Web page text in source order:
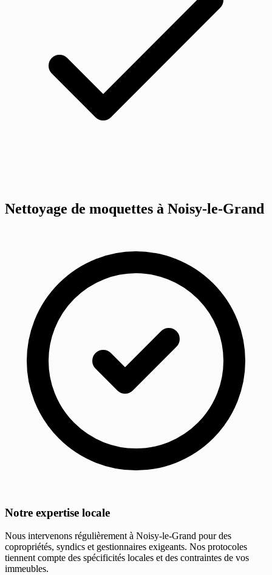
Nettoyage de moquettes à Noisy-le-Grand
Notre expertise locale
Nous intervenons régulièrement à Noisy-le-Grand pour des
copropriétés, syndics et gestionnaires exigeants. Nos protocoles
tiennent compte des spécificités locales et des contraintes de vos
immeubles.